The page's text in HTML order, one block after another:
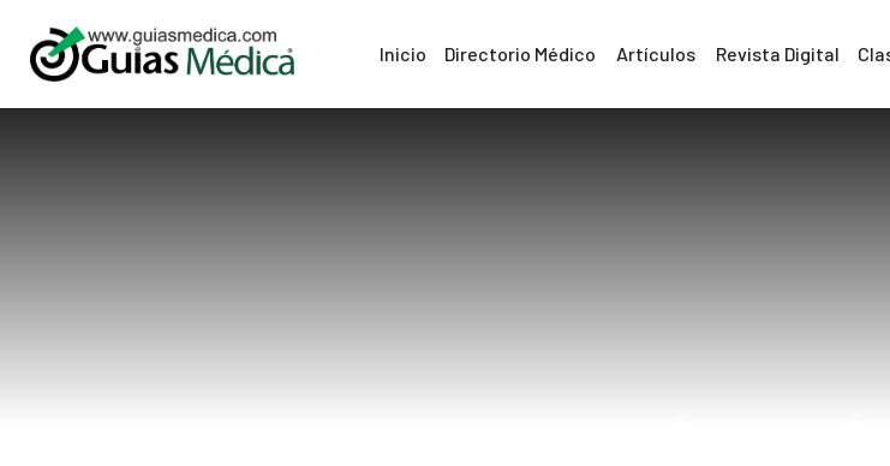
Inicio Directorio Médico Artículos Revista Digital